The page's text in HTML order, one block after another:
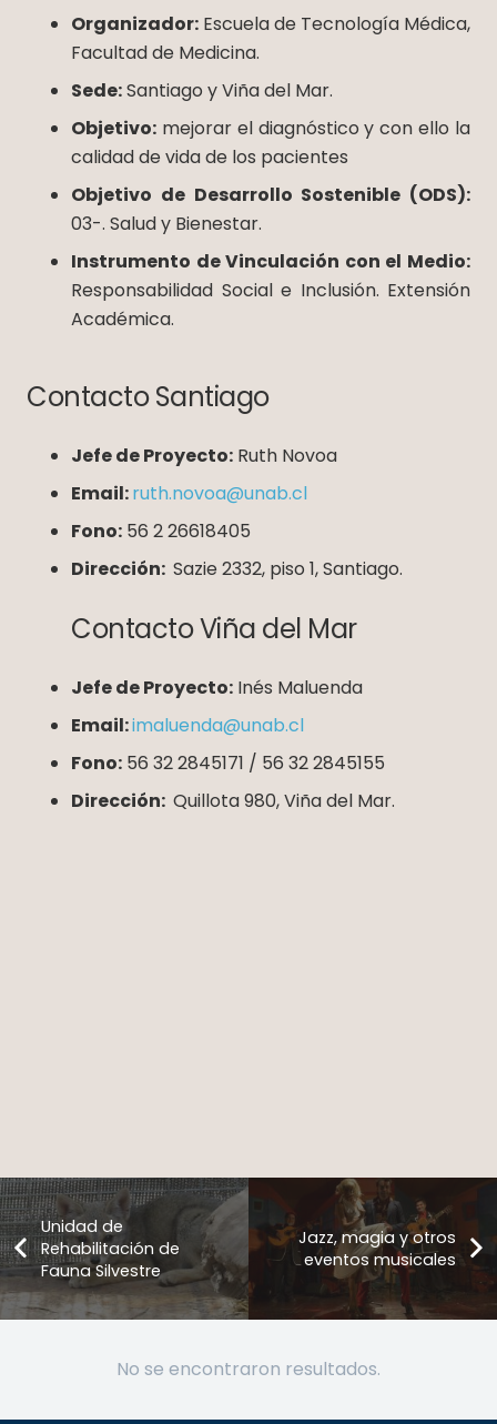
Organizador: Escuela de Tecnología Médica,
Facultad de Medicina.
Sede:Santiago y Viña del Mar.
Objetivo: mejorar el diagnóstico y con ello la
calidad de vida de los pacientes
Objetivo de Desarrollo Sostenible (ODS):
03-. Salud y Bienestar.
Instrumento de Vinculación con el Medio:
Responsabilidad Social e Inclusión. Extensión
Académica.
Contacto Santiago
Jefe de Proyecto: Ruth Novoa
Email:ruth.novoa@unab.cl
Fono: 56 2 26618405
Dirección: Sazie 2332, piso 1, Santiago.
Contacto Viña del Mar
Jefe de Proyecto: Inés Maluenda
Email:imaluenda@unab.cl
Fono: 56 32 2845171 / 56 32 2845155
Dirección: Quillota 980, Viña del Mar.
Unidad de
Rehabilitación de
Fauna Silvestre
Jazz, magia y otros
eventos musicales
No se encontraron resultados.